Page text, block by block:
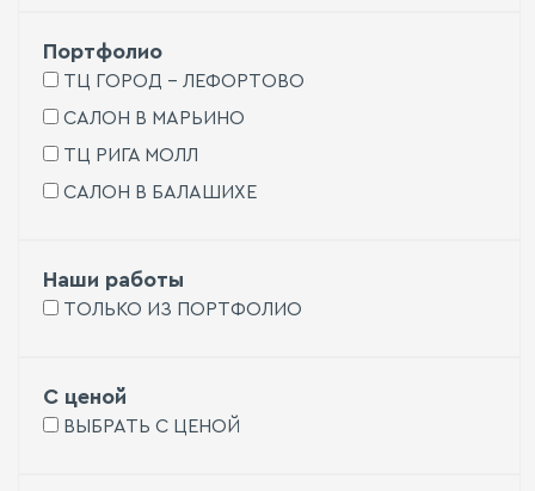
Портфолио
ТЦ ГОРОД - ЛЕФОРТОВО
САЛОН В МАРЬИНО
ТЦ РИГА МОЛЛ
САЛОН В БАЛАШИХЕ
Наши работы
ТОЛЬКО ИЗ ПОРТФОЛИО
С ценой
ВЫБРАТЬ С ЦЕНОЙ